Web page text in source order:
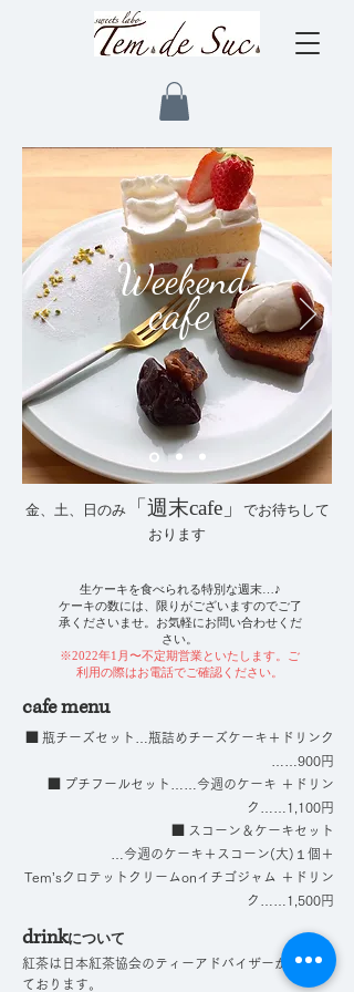
​Weekend
cafe
金、土、日のみ「週末cafe」
でお待ちして
おります
生ケーキを食べられる特別な週末…♪
ケーキの数には、限りがございますのでご了
承くださいませ。お気軽にお問い合わせくだ
さい。
※2022年1月〜不定期営業といたします。ご
利用の際はお電話でご確認ください。
cafemenu
瓶チーズセット…瓶詰めチーズケーキ＋ドリンク
……900円
プチフールセット……今週のケーキ ＋ドリン
ク……1,100円
スコーン＆ケーキセット
…今週のケーキ＋ スコーン(大)１ 個 ＋
Tem’sクロテットクリームonイチゴジャム ＋ドリン
ク……1,500円
drinkについて
紅茶は日本紅茶協会のティーアドバイザーが提供し
ております。